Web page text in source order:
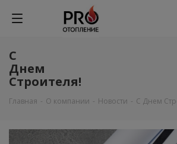
С
Днем
Строителя!
Главная - О компании - Новости - С Днем